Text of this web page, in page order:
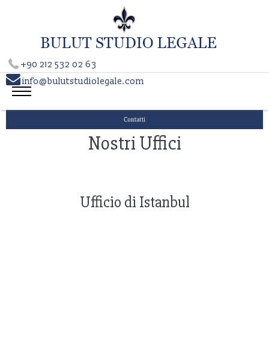
+90 212 532 02 63
info@bulutstudiolegale.com
Nostri Uffici
Ufficio di Istanbul